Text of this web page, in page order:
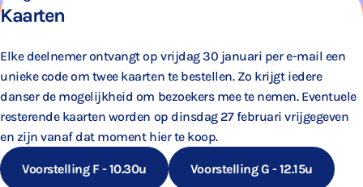
Kaarten
Elke deelnemer ontvangt op vrijdag 30 januari per e-mail een
unieke code om twee kaarten te bestellen. Zo krijgt iedere
danser de mogelijkheid om bezoekers mee te nemen. Eventuele
resterende kaarten worden op dinsdag 27 februari vrijgegeven
en zijn vanaf dat moment hier te koop.
Voorstelling F - 10.30u Voorstelling G - 12.15u